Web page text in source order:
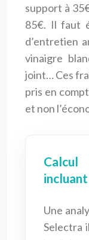
support à
85€. Il faut
d’entretien
vinaigre
joint… Ces
pris en
et non
Calcul
Une
Selectra